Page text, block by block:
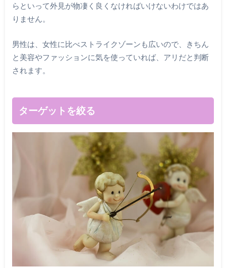
らといって外見が物凄く良くなければいけないわけではあ
りません。
男性は、女性に比べストライクゾーンも広いので、きちん
と美容やファッションに気を使っていれば、アリだと判断
されます。
ターゲットを絞る